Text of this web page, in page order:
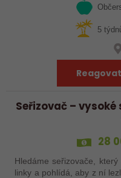
5
Seřizovač –
28
Hledáme seřizovače,
linky a pohlídá, aby z ní